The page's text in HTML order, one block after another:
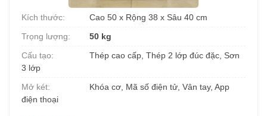
Kích thước:
Cao 50 x Rộng 38 x Sâu 40 cm
Trọng lượng:
50 kg
Cấu tạo:
Thép cao cấp, Thép 2 lớp đúc đặc, Sơn
3 lớp
Mở két:
Khóa cơ, Mã số điện tử, Vân tay, App
điện thoại